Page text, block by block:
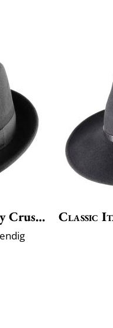
Classic